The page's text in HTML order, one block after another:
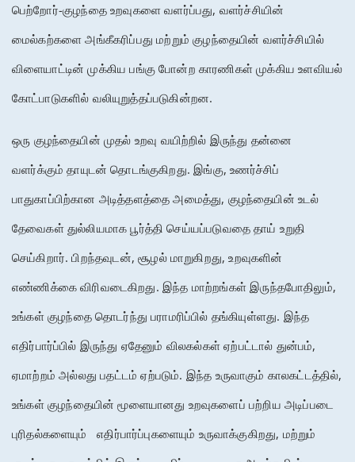
பெற்றோர்-குழந்தை உறவுகளை வளர்ப்பது, வளர்ச்சியின்
மைல்கற்களை அங்கீகரிப்பது மற்றும் குழந்தையின் வளர்ச்சியில்
விளையாட்டின் முக்கிய பங்கு போன்ற காரணிகள் முக்கிய உளவியல்
கோட்பாடுகளில் வலியுறுத்தப்படுகின்றன.
ஒரு குழந்தையின் முதல் உறவு வயிற்றில் இருந்து தன்னை
வளர்க்கும் தாயுடன் தொடங்குகிறது. இங்கு, உணர்ச்சிப்
பாதுகாப்பிற்கான அடித்தளத்தை அமைத்து, குழந்தையின் உடல்
தேவைகள் துல்லியமாக பூர்த்தி செய்யப்படுவதை தாய் உறுதி
செய்கிறார். பிறந்தவுடன், சூழல் மாறுகிறது, உறவுகளின்
எண்ணிக்கை விரிவடைகிறது. இந்த மாற்றங்கள் இருந்தபோதிலும்
உங்கள் குழந்தை தொடர்ந்து பராமரிப்பில் தங்கியுள்ளது. இந்த
எதிர்பார்ப்பில் இருந்து ஏதேனும் விலகல்கள் ஏற்பட்டால் துன்பம்
ஏமாற்றம் அல்லது பதட்டம் ஏற்படும். இந்த உருவாகும் காலகட்டத்தில்
உங்கள் குழந்தையின் மூளையானது உறவுகளைப் பற்றிய அடிப்படை
புரிதல்களையும்
எதிர்பார்ப்புகளையும் உருவாக்குகிறது, மற்றும்